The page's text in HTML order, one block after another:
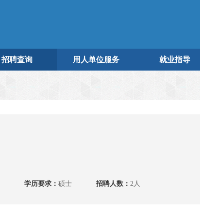
招聘查询 用人单位服务 就业指导
学历要求： 硕士 招聘人数： 2人